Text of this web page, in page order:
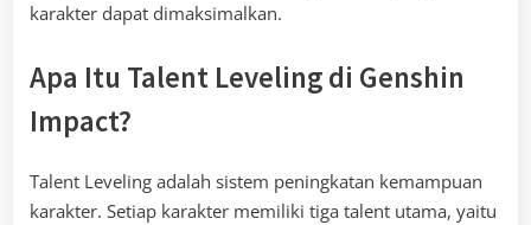
karakter dapat dimaksimalkan.
Apa Itu Talent Leveling di Genshin
Impact?
Talent Leveling adalah sistem peningkatan kemampuan
karakter. Setiap karakter memiliki tiga talent utama, yaitu